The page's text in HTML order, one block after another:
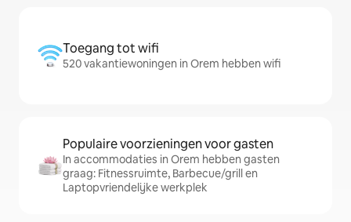
Toegang tot wifi
520 vakantiewoningen in Orem hebben wifi
Populaire voorzieningen voor gasten
In accommodaties in Orem hebben gasten
graag: Fitnessruimte, Barbecue/grill en
Laptopvriendelijke werkplek